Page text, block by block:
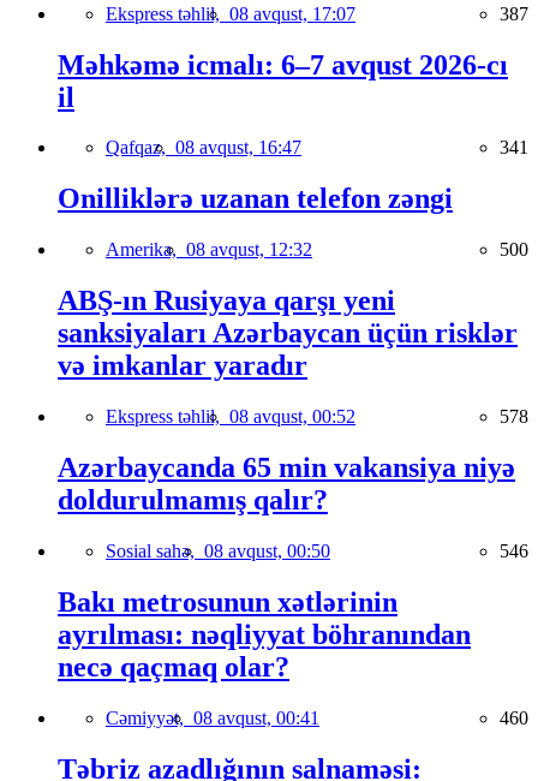
Ekspress təhlil, 08 avqust, 17:07 387
Məhkəmə icmalı: 6–7 avqust 2026-cı
il
Qafqaz, 08 avqust, 16:47 341
Onilliklərə uzanan telefon zəngi
Amerika, 08 avqust, 12:32 500
ABŞ-ın Rusiyaya qarşı yeni
sanksiyaları Azərbaycan üçün risklər
və imkanlar yaradır
Ekspress təhlil, 08 avqust, 00:52 578
Azərbaycanda 65 min vakansiya niyə
doldurulmamış qalır?
Sosial sahə, 08 avqust, 00:50 546
Bakı metrosunun xətlərinin
ayrılması: nəqliyyat böhranından
necə qaçmaq olar?
Cəmiyyət, 08 avqust, 00:41 460
Təbriz azadlığının salnaməsi: